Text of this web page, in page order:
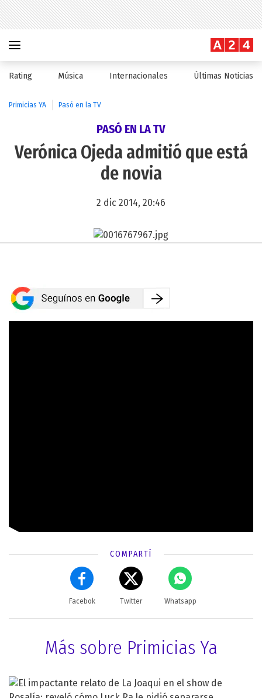
Rating Música Internacionales Últimas Noticias
Primicias YA Pasó en la TV
PASÓ EN LA TV
Verónica Ojeda admitió que está
de novia
2 dic 2014, 20:46
COMPARTÍ
Facebok Twitter Whatsapp
Más sobre Primicias Ya